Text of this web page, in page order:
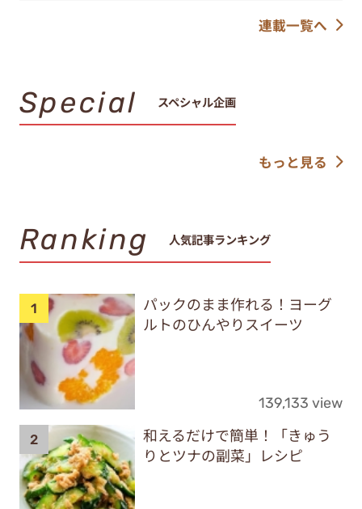
連載一覧へ
Special スペシャル企画
もっと見る
Ranking 人気記事ランキング
パックのまま作れる！ヨーグ
ルトのひんやりスイーツ
139,133 view
和えるだけで簡単！「きゅう
りとツナの副菜」レシピ